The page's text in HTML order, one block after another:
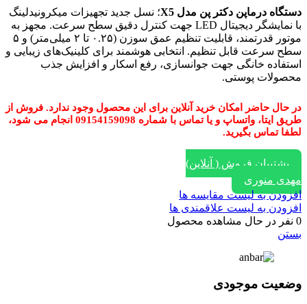
دستگاه درماپن دکتر پن مدل X5
؛ نسل جدید تجهیزات میکرونیدلینگ
با نمایشگر دیجیتال LED جهت کنترل دقیق سطح سرعت. مجهز به
موتور قدرتمند، قابلیت تنظیم عمق سوزن (۰.۲۵ تا ۲ میلی‌متر) و ۵
سطح سرعت قابل تنظیم. انتخابی هوشمند برای کلینیک‌های زیبایی و
استفاده خانگی جهت جوانسازی، رفع اسکار و افزایش جذب
محصولات پوستی.
در حال حاضر امکان خرید آنلاین برای این محصول وجود ندارد. فروش از
طریق ایتا، واتساپ و یا تماس با شماره 09154159098 انجام می شود،
لطفا تماس بگیرید.
پشتیبان فروش ( آنلاین)
مهدی منوری
افزودن به لیست مقایسه ها
افزودن به لیست علاقمندی ها
0 نفر در حال مشاهده محصول
بستن
وضعیت موجودی